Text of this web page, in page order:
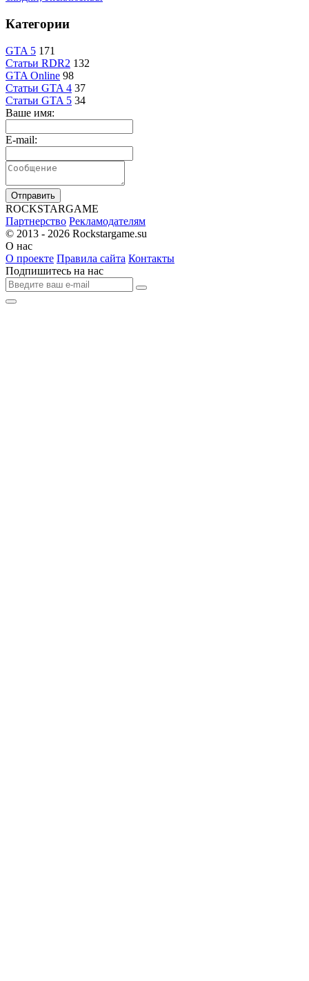
Категории
GTA 5 171
Статьи RDR2 132
GTA Online 98
Статьи GTA 4 37
Статьи GTA 5 34
Ваше имя:
E-mail:
Отправить
ROCKSTARGAME
Партнерство Рекламодателям
© 2013 - 2026 Rockstargame.su
О нас
О проекте Правила сайта Контакты
Подпишитесь на нас